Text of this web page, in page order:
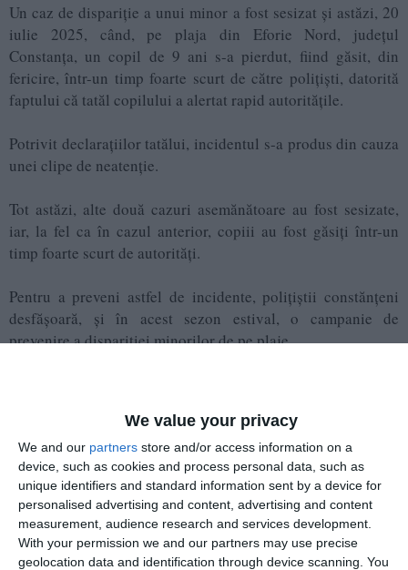
We value your privacy
We and our partners store and/or access information on a
device, such as cookies and process personal data, such as
unique identifiers and standard information sent by a device for
personalised advertising and content, advertising and content
measurement, audience research and services development.
With your permission we and our partners may use precise
geolocation data and identification through device scanning. You
Un caz de dispariție a unui minor a fost sesizat și astăzi, 20
iulie 2025, când, pe plaja din Eforie Nord, județul
Constanța, un copil de 9 ani s-a pierdut, fiind găsit, din
fericire, într-un timp foarte scurt de către polițiști, datorită
faptului că tatăl copilului a alertat rapid autoritățile.
Potrivit declarațiilor tatălui, incidentul s-a produs din cauza
unei clipe de neatenție.
Tot astăzi, alte două cazuri asemănătoare au fost sesizate,
iar, la fel ca în cazul anterior, copiii au fost găsiți într-un
timp foarte scurt de autorități.
Pentru a preveni astfel de incidente, polițiștii constănțeni
desfășoară, și în acest sezon estival, o campanie de
prevenire a dispariției minorilor de pe plaje.
copiii. De asemenea, copiilor le-au fost puse brățări pe care
sunt scrise numerele de telefon ale părinților, pentru ca, în
cazul în care cei mici se pierd, să poată fi găsiți într-un timp
cât mai scurt.
În acest context, ZIUA de Constanța lansează un sondaj de
opinie cu următoarea întrebare: